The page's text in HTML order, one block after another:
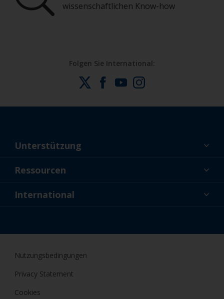
wissenschaftlichen Know-how
Folgen Sie International:
Unterstützung
Über uns
Ressourcen
Aktuelles
International
Nutzungsbedingungen
Privacy Statement
Cookies